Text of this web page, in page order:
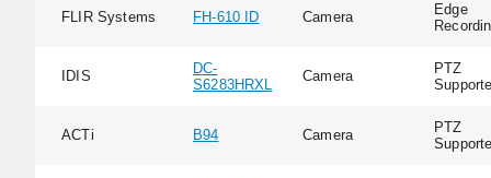
FLIR Systems FH-610 ID Camera
Edge
IDIS
DC-
S6283HRXL
Camera
PTZ
ACTi B94 Camera
PTZ